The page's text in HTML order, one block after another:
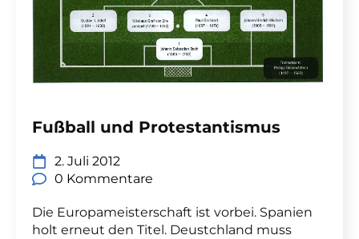
Fußball und Protestantismus
2. Juli 2012
0 Kommentare
Die Europameisterschaft ist vorbei. Spanien
holt erneut den Titel. Deustchland muss